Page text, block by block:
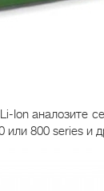
Ion аналозите
или 800 series и